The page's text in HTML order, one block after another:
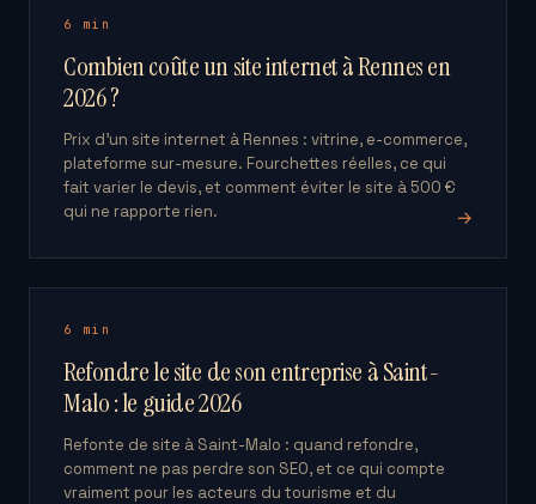
6 min
Combien coûte un site internet à Rennes en
2026 ?
Prix d'un site internet à Rennes : vitrine, e-commerce,
plateforme sur-mesure. Fourchettes réelles, ce qui
fait varier le devis, et comment éviter le site à 500 €
qui ne rapporte rien.
→
6 min
Refondre le site de son entreprise à Saint-
Malo : le guide 2026
Refonte de site à Saint-Malo : quand refondre,
comment ne pas perdre son SEO, et ce qui compte
vraiment pour les acteurs du tourisme et du